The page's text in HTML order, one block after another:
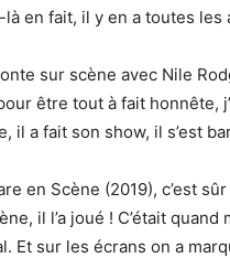
en fait, il y en a toutes les
sur scène avec Nile
être tout à fait honnête,
il a fait son show, il s’est
en Scène (2019), c’est
il l’a joué ! C’était
Et sur les écrans on a